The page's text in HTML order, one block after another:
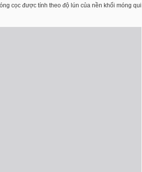
cọc được tính theo độ lún của nền khối móng qui